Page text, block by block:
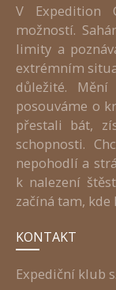
V Expedition
možností.
limity a
extrémním
důležité.
posouváme o
přestali bát,
schopnosti.
nepohodlí a
k nalezení
začíná tam,
KONTAKT
Expediční klub